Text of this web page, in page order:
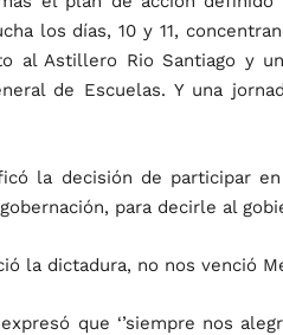
los días, 10 y 11,
al Astillero Rio Santiago y
de Escuelas. Y una
la decisión de participar
para decirle al
la dictadura, no nos venció
que ‘’siempre nos